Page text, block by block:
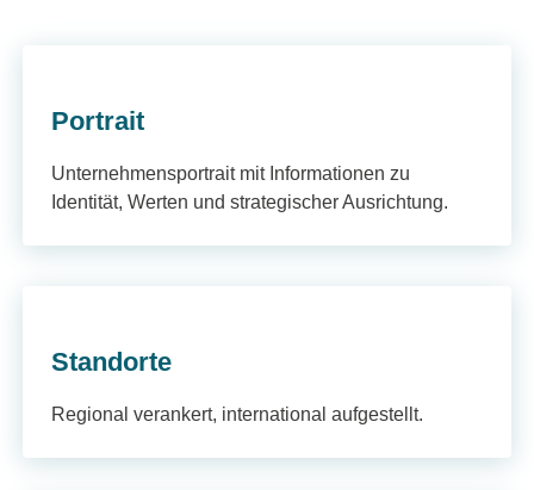
Portrait
Unternehmensportrait mit Informationen zu
Identität, Werten und strategischer Ausrichtung.
Standorte
Regional verankert, international aufgestellt.